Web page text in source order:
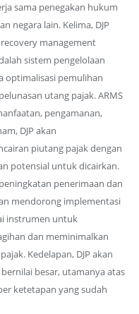
sama penegakan hukum
negara lain. Kelima, DJP
management
sistem pengelolaan
optimalisasi pemulihan
utang pajak. ARMS
pengamanan,
DJP akan
piutang pajak dengan
potensial untuk dicairkan.
penerimaan dan
mendorong implementasi
instrumen untuk
dan meminimalkan
Kedelapan, DJP akan
besar, utamanya atas
ketetapan yang sudah